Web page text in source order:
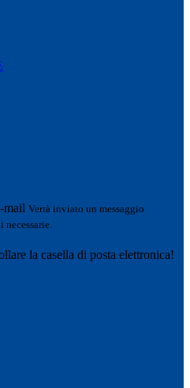
mail Verrà inviato un messaggio
la casella di posta elettronica!